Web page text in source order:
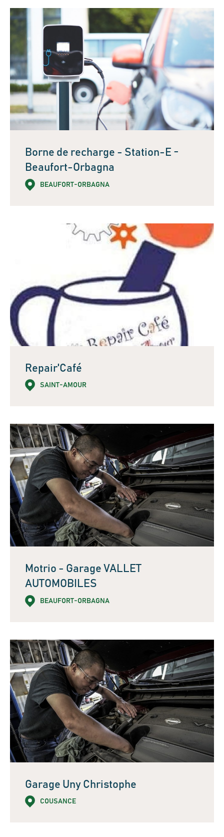
Borne de recharge - Station-E -
Beaufort-Orbagna
BEAUFORT-ORBAGNA
Repair'Café
SAINT-AMOUR
Motrio - Garage VALLET
AUTOMOBILES
BEAUFORT-ORBAGNA
Garage Uny Christophe
COUSANCE